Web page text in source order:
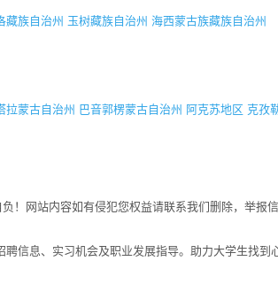
藏族自治州 玉树藏族自治州 海西蒙古族藏族自治州
拉蒙古自治州 巴音郭楞蒙古自治州 阿克苏地区 克孜
！网站内容如有侵犯您权益请联系我们删除，举报
信息、实习机会及职业发展指导。助力大学生找到